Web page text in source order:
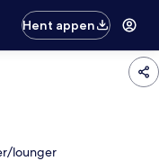
Hent appen
lounger